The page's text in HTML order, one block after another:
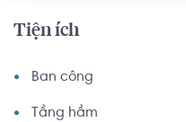
Tiện ích
Ban công
Tầng hầm